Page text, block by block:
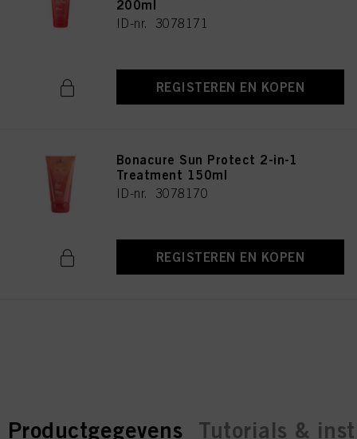
200ml
ID-nr. 3078171
REGISTEREN EN KOPEN
Bonacure Sun Protect 2-in-1
Treatment 150ml
ID-nr. 3078170
REGISTEREN EN KOPEN
current tab:
current tab:
Productgegevens Tutorials &